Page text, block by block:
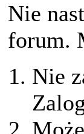
Nie
forum.
Nie